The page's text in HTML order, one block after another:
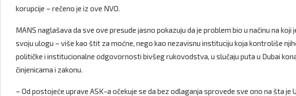
korupcije – rečeno je iz ove NVO.
MANS naglašava da sve ove presude jasno pokazuju da je problem bio u načinu na
svoju ulogu – više kao štit za moćne, nego kao nezavisnu instituciju koja kontroliše
političke i institucionalne odgovornosti bivšeg rukovodstva, u slučaju puta u Dubai
činjenicama i zakonu.
– Od postojeće uprave ASK-a očekuje se da bez odlaganja sprovede sve ono na šta je